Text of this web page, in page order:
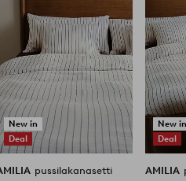
New in
Deal
pussilakanasetti
New
Deal
AMILIA